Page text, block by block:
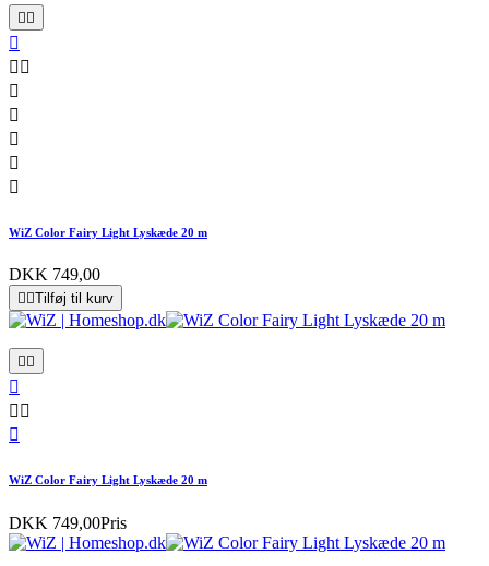


 





WiZ Color Fairy Light Lyskæde 20 m
DKK 749,00
 Tilføj til kurv
 

 

WiZ Color Fairy Light Lyskæde 20 m
DKK 749,00Pris